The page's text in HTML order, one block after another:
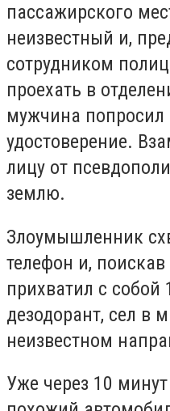
пассажирского
неизвестный и,
сотрудником
проехать в
мужчина попросил
удостоверение.
лицу от
землю.
Злоумышленник
телефон и,
прихватил с собой
дезодорант, сел в
неизвестном
Уже через 10